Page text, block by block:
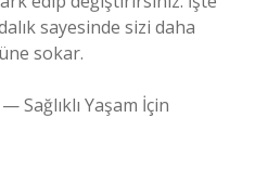
sayesinde sizi daha
sokar.
Sağlıklı Yaşam İçin